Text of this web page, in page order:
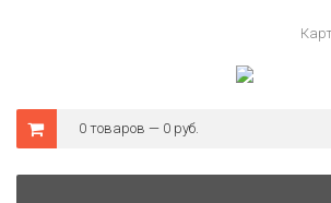
0 товаров — 0 руб.